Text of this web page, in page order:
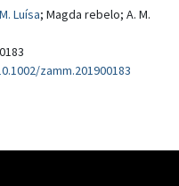
Luísa; Magda rebelo; A. M.
zamm.201900183